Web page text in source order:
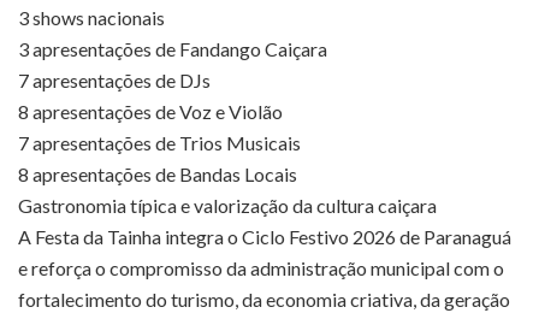
3 shows nacionais
3 apresentações de Fandango Caiçara
7 apresentações de DJs
8 apresentações de Voz e Violão
7 apresentações de Trios Musicais
8 apresentações de Bandas Locais
Gastronomia típica e valorização da cultura caiçara
A Festa da Tainha integra o Ciclo Festivo 2026 de Paranaguá
e reforça o compromisso da administração municipal com o
fortalecimento do turismo, da economia criativa, da geração